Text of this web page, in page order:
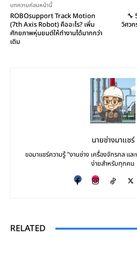
บทความก่อนหน้านี้
ROBOsupport Track Motion
(7th Axis Robot) คืออะไร? เพิ่ม
ศักยภาพหุ่นยนต์ให้ทำงานได้มากกว่า
เดิม
🔧
วิศว
นายช่างมาแชร์
ขอมาแชร์ความรู้ "งานช่าง เครื่องจักรกล แล
ง่ายสำหรับทุกคน
RELATED